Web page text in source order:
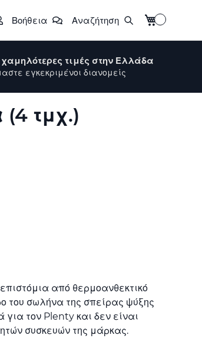
Βοήθεια Αναζήτηση Το καλάθι
τιμές στην Ελλάδα
εγκεκριμένοι διανομείς
(4 τμχ.)
από θερμοανθεκτικό
του σωλήνα της σπείρας ψύξης
για τον Plenty και δεν είναι
συσκευών της μάρκας.